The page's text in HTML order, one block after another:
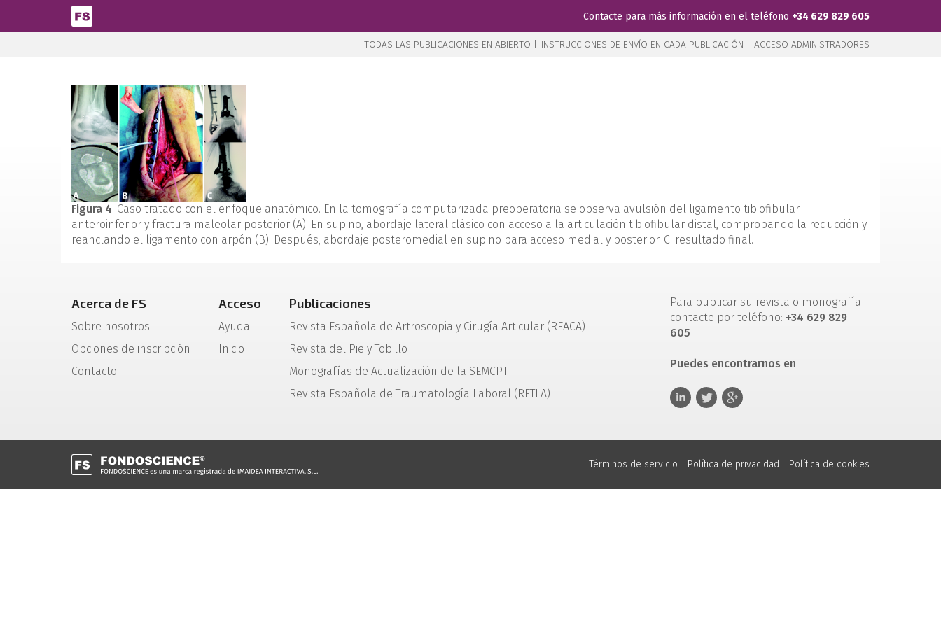
Pasar al contenido principal
Contacte para más información en el teléfono +34 629 829 605
TODAS LAS PUBLICACIONES EN ABIERTO | INSTRUCCIONES DE ENVÍO EN CADA PUBLICACIÓN | ACCESO ADMINISTRADORES
Figura 4. Caso tratado con el enfoque anatómico. En la tomografía computarizada preoperatoria se observa avulsión del ligamento tibiofibular
anteroinferior y fractura maleolar posterior (A). En supino, abordaje lateral clásico con acceso a la articulación tibiofibular distal, comprobando la reducción y
reanclando el ligamento con arpón (B). Después, abordaje posteromedial en supino para acceso medial y posterior. C: resultado final.
Acerca de FS
Sobre nosotros
Opciones de inscripción
Contacto
Acceso
Ayuda
Inicio
Publicaciones
Revista Española de Artroscopia y Cirugía Articular (REACA)
Revista del Pie y Tobillo
Monografías de Actualización de la SEMCPT
Revista Española de Traumatología Laboral (RETLA)
Para publicar su revista o monografía
contacte por teléfono: +34 629 829
605
Puedes encontrarnos en
Términos de servicio Política de privacidad Política de cookies